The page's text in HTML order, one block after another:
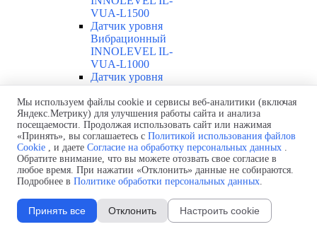
VUA-L1500
Датчик уровня
Вибрационный
INNOLEVEL IL-
VUA-L1000
Датчик уровня
INNOLEVEL IL-
VUA-L500
Датчик уровня
Вибрационный
INNOLEVEL IL-
VUA-L300
Датчик уровня
INNOLEVEL IL-
VUA-T
Мы используем файлы cookie и сервисы веб-аналитики (включая
Яндекс.Метрику) для улучшения работы сайта и анализа
посещаемости. Продолжая использовать сайт или нажимая
«Принять», вы соглашаетесь с Политикой использования файлов
Cookie , и даете Согласие на обработку персональных данных .
Обратите внимание, что вы можете отозвать свое согласие в
любое время. При нажатии «Отклонить» данные не собираются.
Подробнее в Политике обработки персональных данных.
Принять все Отклонить Настроить cookie